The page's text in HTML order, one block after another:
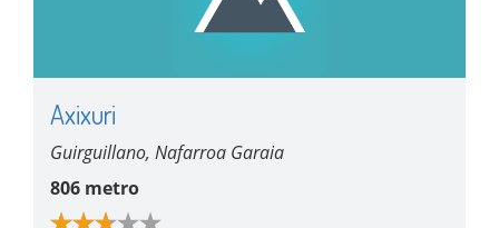
Axixuri
Guirguillano, Nafarroa Garaia
806 metro